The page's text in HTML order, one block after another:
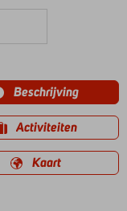
Beschrijving
Activiteiten
Kaart